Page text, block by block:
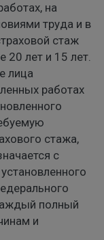
на
труда и в
стаж
20 лет и 15 лет.
лица
работах
стажа,
с
полный
и